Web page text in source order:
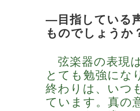
―目指している
ものでしょうか
弦楽器の表現
とても勉強にな
終わりは、いつ
ています。真の